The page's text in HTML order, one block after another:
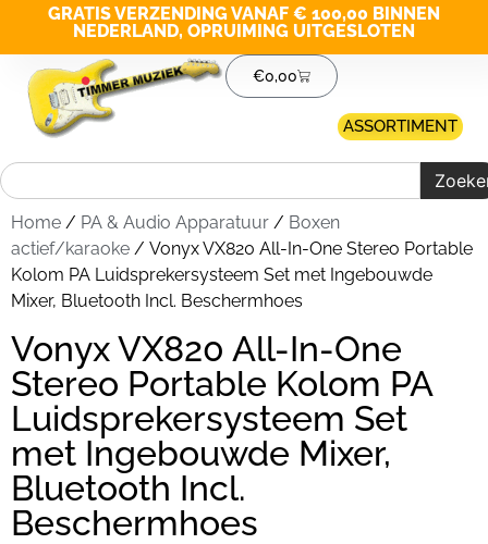
GRATIS VERZENDING VANAF € 100,00 BINNEN
NEDERLAND, OPRUIMING UITGESLOTEN
€0,00
ASSORTIMENT
Home / PA & Audio Apparatuur / Boxen
actief/karaoke / Vonyx VX820 All-In-One Stereo Portable
Kolom PA Luidsprekersysteem Set met Ingebouwde
Mixer, Bluetooth Incl. Beschermhoes
Vonyx VX820 All-In-One
Stereo Portable Kolom PA
Luidsprekersysteem Set
met Ingebouwde Mixer,
Bluetooth Incl.
Beschermhoes